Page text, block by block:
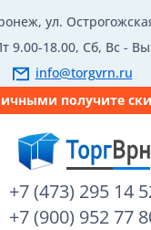
ул.
9.00-18.00, Сб, Вс -
info@torgvrn.ru
получите
+7 (473) 295 14
+7 (900) 952 77